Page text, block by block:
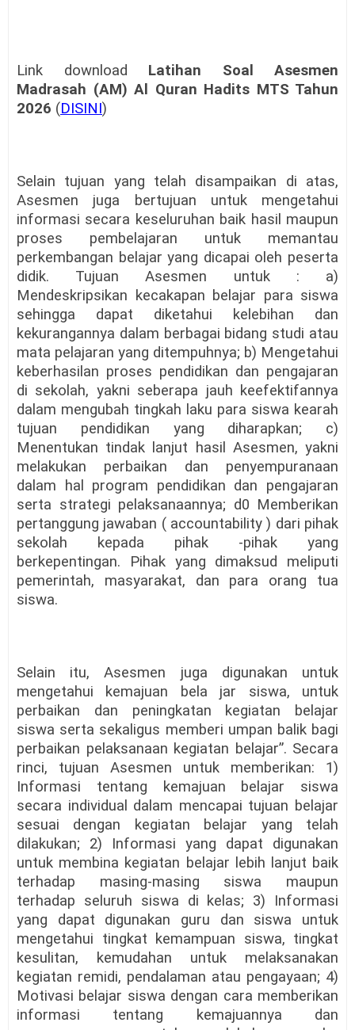
Link download Latihan Soal Asesmen
Madrasah (AM) Al Quran Hadits MTS Tahun
2026 (DISINI)
Selain tujuan yang telah disampaikan di atas,
Asesmen juga bertujuan untuk mengetahui
informasi secara keseluruhan baik hasil maupun
proses pembelajaran untuk memantau
perkembangan belajar yang dicapai oleh peserta
didik. Tujuan Asesmen untuk : a)
Mendeskripsikan kecakapan belajar para siswa
sehingga dapat diketahui kelebihan dan
kekurangannya dalam berbagai bidang studi atau
mata pelajaran yang ditempuhnya; b) Mengetahui
keberhasilan proses pendidikan dan pengajaran
di sekolah, yakni seberapa jauh keefektifannya
dalam mengubah tingkah laku para siswa kearah
tujuan pendidikan yang diharapkan; c)
Menentukan tindak lanjut hasil Asesmen, yakni
melakukan perbaikan dan penyempuranaan
dalam hal program pendidikan dan pengajaran
serta strategi pelaksanaannya; d0 Memberikan
pertanggung jawaban ( accountability ) dari pihak
sekolah kepada pihak -pihak yang
berkepentingan. Pihak yang dimaksud meliputi
pemerintah, masyarakat, dan para orang tua
siswa.
Selain itu, Asesmen juga digunakan untuk
mengetahui kemajuan bela jar siswa, untuk
perbaikan dan peningkatan kegiatan belajar
siswa serta sekaligus memberi umpan balik bagi
perbaikan pelaksanaan kegiatan belajar”. Secara
rinci, tujuan Asesmen untuk memberikan: 1)
Informasi tentang kemajuan belajar siswa
secara individual dalam mencapai tujuan belajar
sesuai dengan kegiatan belajar yang telah
dilakukan; 2) Informasi yang dapat digunakan
untuk membina kegiatan belajar lebih lanjut baik
terhadap masing-masing siswa maupun
terhadap seluruh siswa di kelas; 3) Informasi
yang dapat digunakan guru dan siswa untuk
mengetahui tingkat kemampuan siswa, tingkat
kesulitan, kemudahan untuk melaksanakan
kegiatan remidi, pendalaman atau pengayaan; 4)
Motivasi belajar siswa dengan cara memberikan
informasi tentang kemajuannya dan